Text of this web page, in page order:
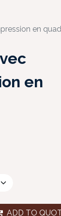
en
en
ADD TO